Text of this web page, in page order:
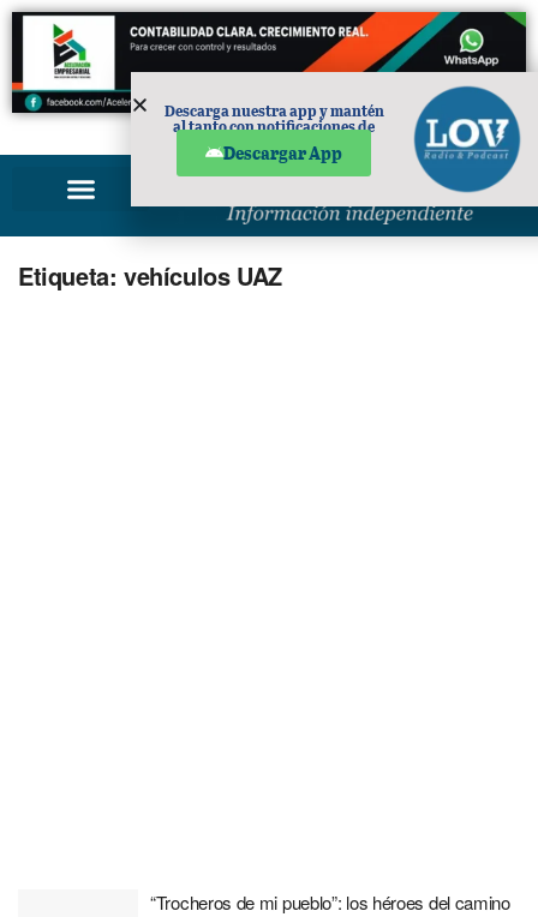
PUBLICIDAD
Etiqueta: vehículos UAZ
“Trocheros de mi pueblo”: los héroes del camino
Descarga nuestra app y mantén
al tanto con notificaciones de
Descargar App